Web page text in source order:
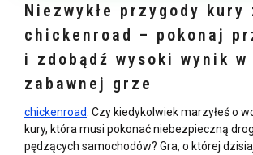
Niezwykłe przygody kury
chickenroad – pokonaj
i zdobądź wysoki wynik
zabawnej grze
chickenroad . Czy kiedykolwiek marzyłeś o
kury, która musi pokonać niebezpieczną
pędzących samochodów? Gra, o której